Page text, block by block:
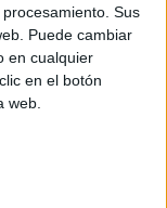
Sus
Puede cambiar
en cualquier
en el botón
web.
mucho dinero”,
Amina
por ese
que se le ha